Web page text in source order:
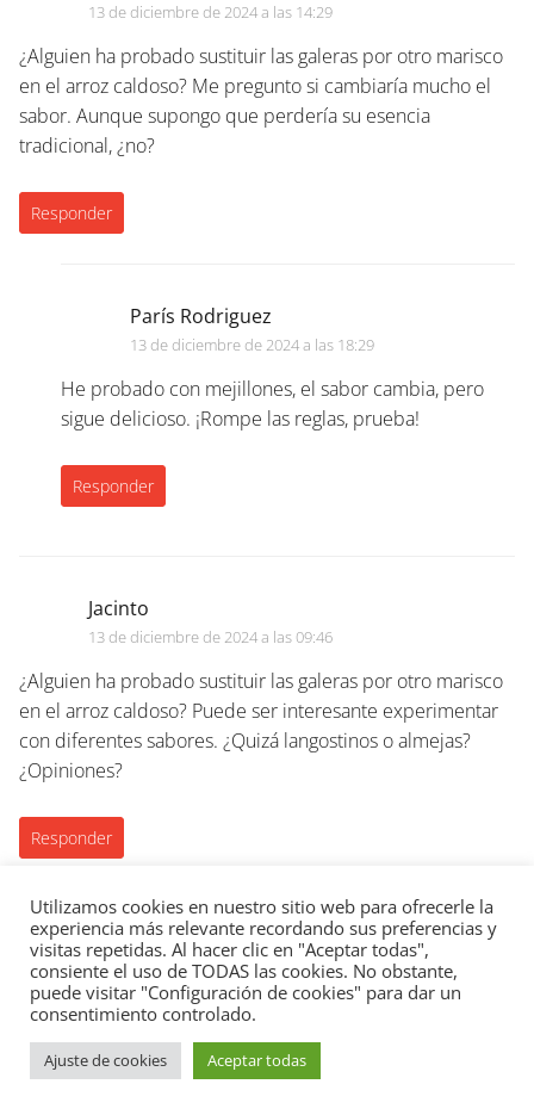
13 de diciembre de 2024 a las 14:29
¿Alguien ha probado sustituir las galeras por otro marisco
en el arroz caldoso? Me pregunto si cambiaría mucho el
sabor. Aunque supongo que perdería su esencia
tradicional, ¿no?
Responder
París Rodriguez
13 de diciembre de 2024 a las 18:29
He probado con mejillones, el sabor cambia, pero
sigue delicioso. ¡Rompe las reglas, prueba!
Responder
Jacinto
13 de diciembre de 2024 a las 09:46
¿Alguien ha probado sustituir las galeras por otro marisco
en el arroz caldoso? Puede ser interesante experimentar
con diferentes sabores. ¿Quizá langostinos o almejas?
¿Opiniones?
Responder
singular, elegante, sabroso, exquisito
Utilizamos cookies en nuestro sitio web para ofrecerle la
experiencia más relevante recordando sus preferencias y
visitas repetidas. Al hacer clic en "Aceptar todas",
consiente el uso de TODAS las cookies. No obstante,
puede visitar "Configuración de cookies" para dar un
consentimiento controlado.
Ajuste de cookies Aceptar todas